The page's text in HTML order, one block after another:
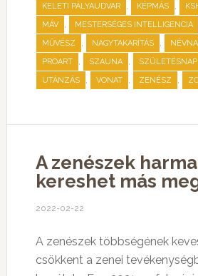
KELETI PÁLYAUDVAR , KÉPMÁS ,
MÁV , MESTERSÉGES INTELLIGENCIA
MŰVÉSZ , NAGYTAKARÍTÁS ,
PROART , SZAUNA , SZÜLETÉSNAP
UTÁNZÁS , VONAT , ZENÉSZ ,
A zenészek
kereshet más
2022-02-22
A zenészek többségének
csökkent a zenei